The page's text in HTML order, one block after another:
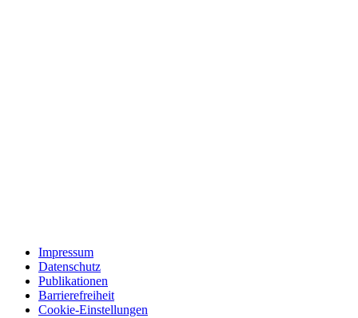
Impressum
Datenschutz
Publikationen
Barrierefreiheit
Cookie-Einstellungen